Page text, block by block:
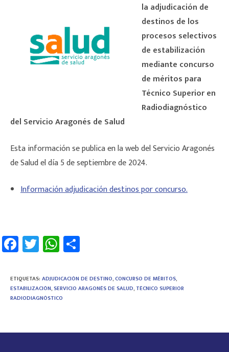
la adjudicación de
destinos de los
procesos selectivos
de estabilización
mediante concurso
de méritos para
Técnico Superior en
Radiodiagnóstico
del Servicio Aragonés de Salud
Esta información se publica en la web del Servicio Aragonés
de Salud el día 5 de septiembre de 2024.
Información adjudicación destinos por concurso.
Fa
ce
b
o
T
wi
tt
er
W
h
at
sA
p
m
p
tir
ETIQUETAS: ADJUDICACIÓN DE DESTINO,CONCURSO DE MÉRITOS,
ESTABILIZACIÓN,SERVICIO ARAGONÉS DE SALUD, TÉCNICO SUPERIOR
RADIODIAGNÓSTICO